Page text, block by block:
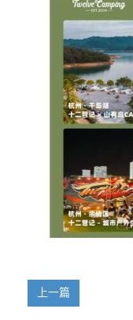
上一篇